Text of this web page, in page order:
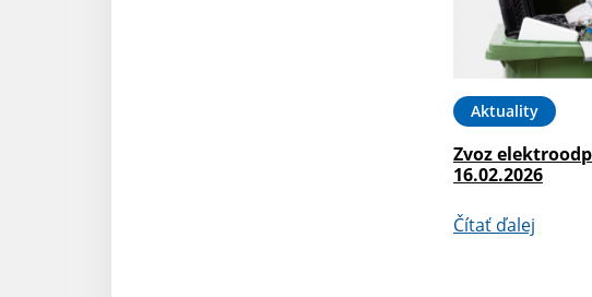
Aktuality
Zvoz
16.02.2026
Čítať ďalej